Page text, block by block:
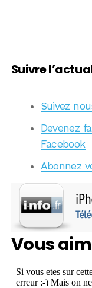
Suivre
Suivez
Devenez
Facebook
Abonnez
Vous